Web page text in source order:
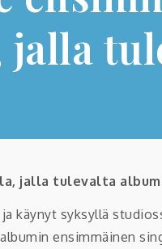
jalla
jalla tulevalta
käynyt syksyllä
ensimmäinen